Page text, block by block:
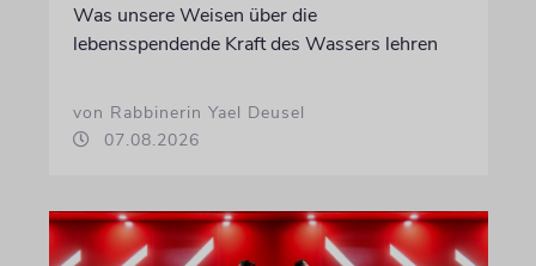
Was unsere Weisen über die
lebensspendende Kraft des Wassers lehren
von Rabbinerin Yael Deusel
07.08.2026